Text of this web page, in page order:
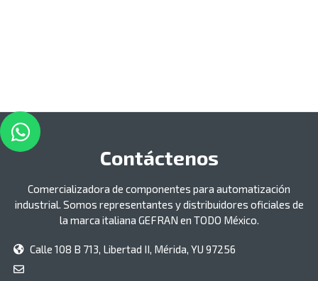
Contáctenos
Comercializadora de componentes para automatización
industrial. Somos representantes y distribuidores oficiales de
la marca italiana GEFRAN en TODO México.
Calle 108 B 713, Libertad II, Mérida, YU 97256